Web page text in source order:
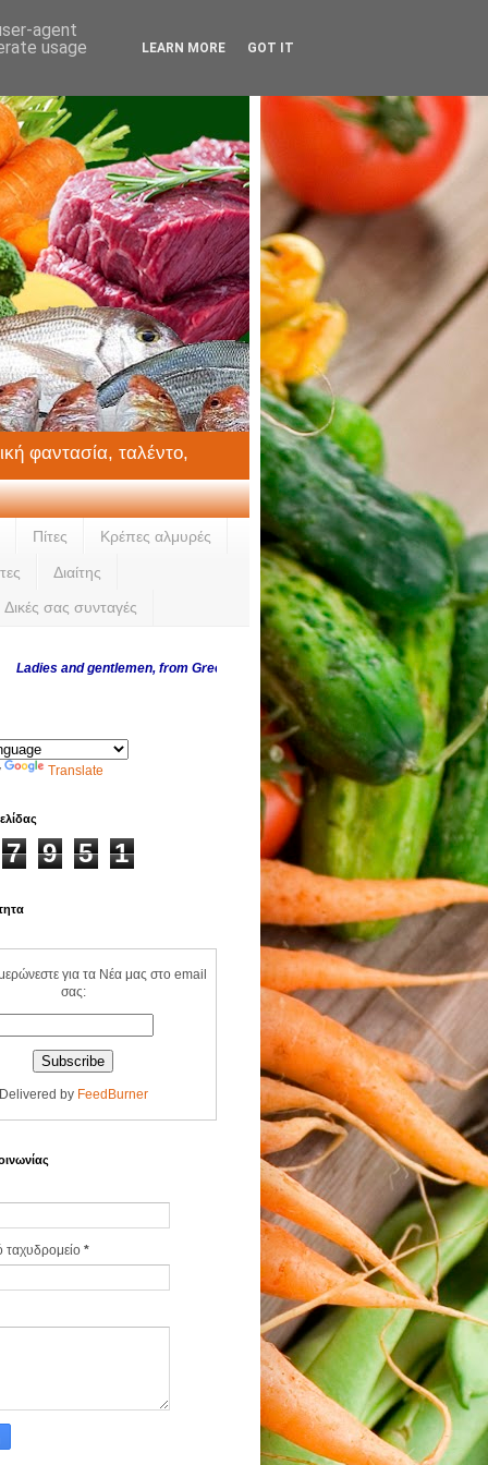
φαντασία, ταλέντο,
Πίτες Κρέπες αλμυρές
Διαίτης
Δικές σας συνταγές
and gentlemen, from Greece and abroad, thank you for visiting us every day
Translate
7 9 5 1
για τα Νέα μας στο email
σας:
by FeedBurner
ταχυδρομείο *
agent
usage
LEARN MORE GOT IT